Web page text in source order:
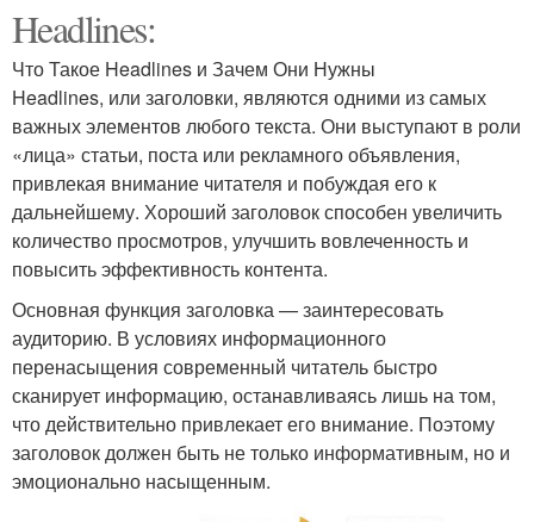
Headlines:
Что Такое Headlines и Зачем Они Нужны
Headlines, или заголовки, являются одними из самых
важных элементов любого текста. Они выступают в роли
«лица» статьи, поста или рекламного объявления,
привлекая внимание читателя и побуждая его к
дальнейшему. Хороший заголовок способен увеличить
количество просмотров, улучшить вовлеченность и
повысить эффективность контента.
Основная функция заголовка — заинтересовать
аудиторию. В условиях информационного
перенасыщения современный читатель быстро
сканирует информацию, останавливаясь лишь на том,
что действительно привлекает его внимание. Поэтому
заголовок должен быть не только информативным, но и
эмоционально насыщенным.